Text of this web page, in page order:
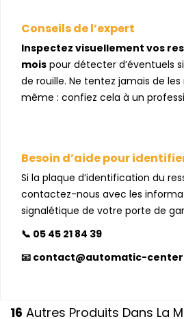
Conseils de l’expert
Inspectez visuellement vos
mois pour détecter d’éventuels
de rouille. Ne tentez jamais de
même : confiez cela à un
Besoin d’aide pour
Si la plaque d’identification du
contactez-nous avec les
signalétique de votre porte de
📞 05 45 21 84 39
📧 contact@automatic-
16 Autres Produits Dans La